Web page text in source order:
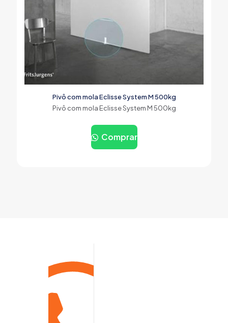
Pivô com mola Eclisse System M 500kg
Pivô com mola Eclisse System M 500kg
Comprar